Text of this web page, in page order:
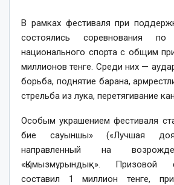
В рамках фестиваля при
состоялись соревнования
национального спорта с общим
миллионов тенге. Среди них —
борьба, поднятие барана,
стрельба из лука, перетягивание
Особым украшением фестиваля
бие сауыншы» («Лучшая
направленный на
«Қымызмұрындық». Призовой
составил 1 миллион тенге,